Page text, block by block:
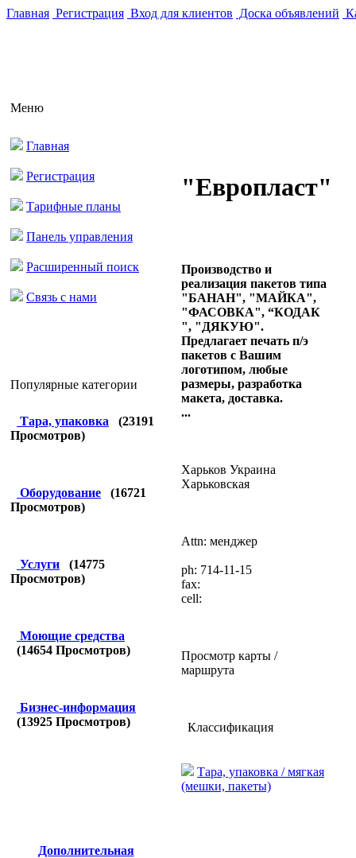
Главная Регистрация Вход для клиентов Доска объявлений
Меню
Главная
Регистрация
Тарифные планы
Панель управления
Расширенный поиск
Связь с нами
Популярные категории
Тара, упаковка (23191
Просмотров)
Оборудование (16721
Просмотров)
Услуги (14775
Просмотров)
Моющие средства
(14654 Просмотров)
Бизнес-информация
(13925 Просмотров)
Дополнительная
"Европласт"
Производство и
реализация пакетов типа
"БАНАН", "МАЙКА",
"ФАСОВКА", “КОДАК
", "ДЯКУЮ".
Предлагает печать п/э
пакетов с Вашим
логотипом, любые
размеры, разработка
макета, доставка.
...
Харьков Украина
Харьковская
Attn: менджер
ph: 714-11-15
fax:
cell:
Просмотр карты /
маршрута
Классификация
Тара, упаковка / мягкая
(мешки, пакеты)